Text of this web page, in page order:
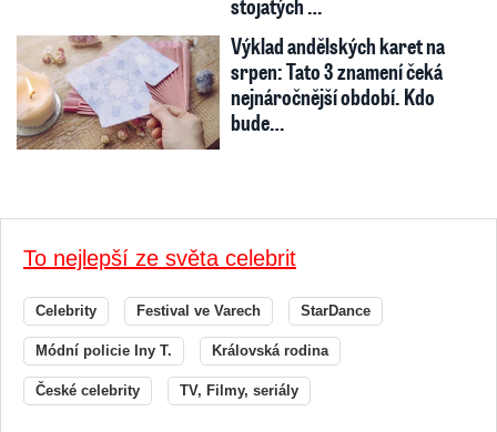
Výklad andělských karet na
srpen: Tato 3 znamení čeká
nejnáročnější období. Kdo
bude…
To nejlepší ze světa celebrit
Celebrity Festival ve Varech StarDance
Módní policie Iny T. Královská rodina
České celebrity TV, Filmy, seriály